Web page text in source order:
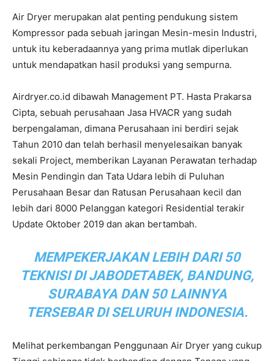
Air Dryer merupakan alat penting pendukung sistem
Kompressor pada sebuah jaringan Mesin-mesin Industri,
untuk itu keberadaannya yang prima mutlak diperlukan
untuk mendapatkan hasil produksi yang sempurna.
Airdryer.co.id dibawah Management PT. Hasta Prakarsa
Cipta, sebuah perusahaan Jasa HVACR yang sudah
berpengalaman, dimana Perusahaan ini berdiri sejak
Tahun 2010 dan telah berhasil menyelesaikan banyak
sekali Project, memberikan Layanan Perawatan terhadap
Mesin Pendingin dan Tata Udara lebih di Puluhan
Perusahaan Besar dan Ratusan Perusahaan kecil dan
lebih dari 8000 Pelanggan kategori Residential terakir
Update Oktober 2019 dan akan bertambah.
MEMPEKERJAKAN LEBIH DARI 50
TEKNISI DI JABODETABEK, BANDUNG,
SURABAYA DAN 50 LAINNYA
TERSEBAR DI SELURUH INDONESIA.
Melihat perkembangan Penggunaan Air Dryer yang cukup